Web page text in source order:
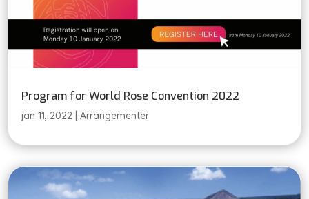
Program for World Rose Convention 2022
jan 11, 2022 |Arrangementer